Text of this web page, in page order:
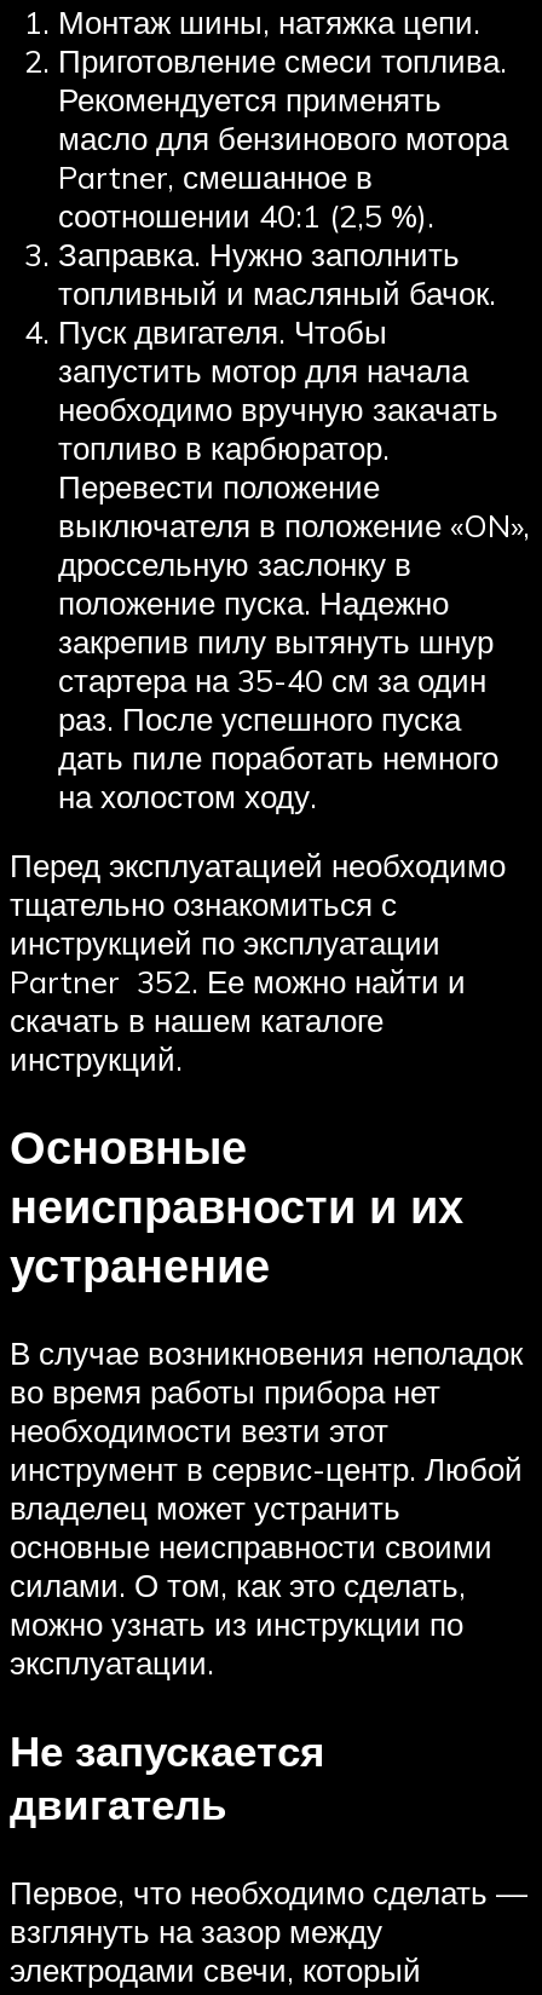
Монтаж шины, натяжка цепи.
Приготовление смеси топлива.
Рекомендуется применять
масло для бензинового мотора
Partner, смешанное в
соотношении 40:1 (2,5 %).
Заправка. Нужно заполнить
топливный и масляный бачок.
Пуск двигателя. Чтобы
запустить мотор для начала
необходимо вручную закачать
топливо в карбюратор.
Перевести положение
выключателя в положение «ON»,
дроссельную заслонку в
положение пуска. Надежно
закрепив пилу вытянуть шнур
стартера на 35-40 см за один
раз. После успешного пуска
дать пиле поработать немного
на холостом ходу.
Перед эксплуатацией необходимо
тщательно ознакомиться с
инструкцией по эксплуатации
Partner 352. Ее можно найти и
скачать в нашем каталоге
инструкций.
Основные
неисправности и их
устранение
В случае возникновения неполадок
во время работы прибора нет
необходимости везти этот
инструмент в сервис-центр. Любой
владелец может устранить
основные неисправности своими
силами. О том, как это сделать,
можно узнать из инструкции по
эксплуатации.
Не запускается
двигатель
Первое, что необходимо сделать —
взглянуть на зазор между
электродами свечи, который